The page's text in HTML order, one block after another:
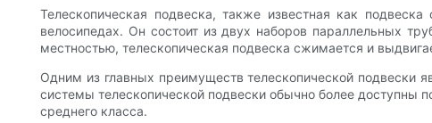
Телескопическая подвеска, также известная как
велосипедах. Он состоит из двух наборов параллельных
местностью, телескопическая подвеска сжимается и
Одним из главных преимуществ телескопической подвески
системы телескопической подвески обычно более доступны
среднего класса.